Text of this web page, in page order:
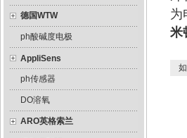
德国WTW
ph酸碱度电极
AppliSens
ph传感器
DO溶氧
ARO英格索兰
为
米
如